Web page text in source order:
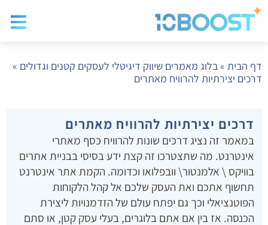
דף הבית »בלוג מאמרים שיווק דיגיטלי לעסקים קטנים וגדולים »
דרכים יצירתיות להרוויח מאתרים
דרכים יצירתיות להרוויח מאתרים
במאמר זה נציג דרכים שונות להרוויח כסף מאתרי
אינטרנט. מה שתצטרכו זה קצת ידע בסיסי בבניית אתרים
בוויקס \ אלמנטור\ וובפלואו וכדומה. הקמת אתר אינטרנט
תחשוף אתכם ואת העסק שלכם אל קהל הלקוחות
הפוטנציאלי וכך גם יפתח עולם של הזדמנויות ליצירת
הכנסה. אז בין אם אתם בלוגרים, בעלי עסק קטן, או סתם